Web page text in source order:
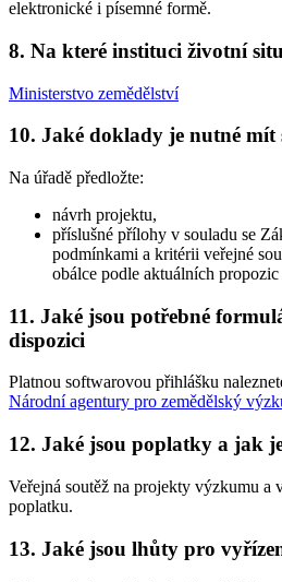
elektronické i písemné formě.
8. Na které instituci životní
Ministerstvo zemědělství
10. Jaké doklady je nutné mít
Na úřadě předložte:
návrh projektu,
příslušné přílohy v souladu se
podmínkami a kritérii veřejné
obálce podle aktuálních propozic
11. Jaké jsou potřebné
dispozici
Platnou softwarovou přihlášku
Národní agentury pro zemědělský
12. Jaké jsou poplatky a jak
Veřejná soutěž na projekty výzkumu a
poplatku.
13. Jaké jsou lhůty pro